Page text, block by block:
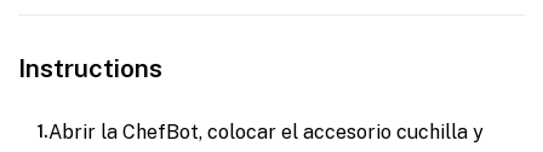
Instructions
Abrir la ChefBot, colocar el accesorio cuchilla y